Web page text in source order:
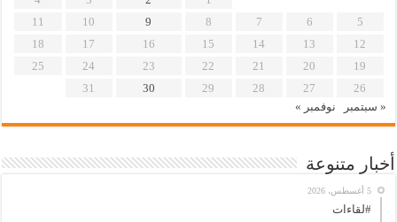
5
6
7
8
9
10
11
12
13
14
15
16
17
18
19
20
21
22
23
24
25
26
27
28
29
30
31
« سبتمبر
نوفمبر »
أخبار متنوعة
5 أغسطس، 2026
#لقاءات